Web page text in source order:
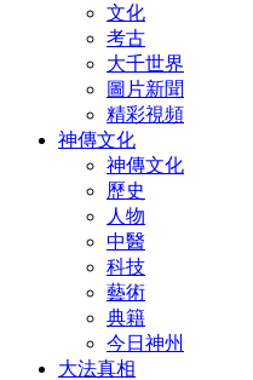
文化
考古
大千世界
圖片新聞
精彩視頻
神傳文化
神傳文化
歷史
人物
中醫
科技
藝術
典籍
今日神州
大法真相